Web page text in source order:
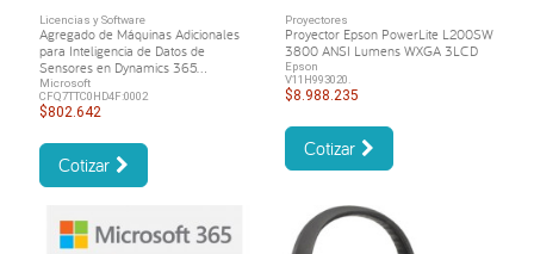
Licencias y Software
Agregado de Máquinas Adicionales
para Inteligencia de Datos de
Sensores en Dynamics 365...
Microsoft
CFQ7TTC0HD4F:0002
$802.642
Cotizar
Proyectores
Proyector Epson PowerLite L200SW
3800 ANSI Lumens WXGA 3LCD
Epson
V11H993020.
$8.988.235
Cotizar